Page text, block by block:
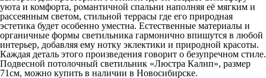
уюта и комфорта, романтичной спальни наполняя её мягким и
рассеянным светом, стильной террасы где его природная
эстетика будет особенно уместна. Естественные материалы и
органичные формы светильника гармонично впишутся в любой
интерьер, добавляя ему нотку эклектики и природной красоты.
Каждая деталь этого произведения говорит о безупречном стиле.
Подвесной потолочный светильник «Люстра Калип», размер
71см, можно купить в наличии в Новосибирске.